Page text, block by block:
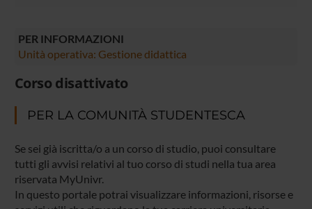
PER INFORMAZIONI
Unità operativa: Gestione didattica
Corso disattivato
PER LA COMUNITÀ STUDENTESCA
Se sei già iscritta/o a un corso di studio, puoi consultare
tutti gli avvisi relativi al tuo corso di studi nella tua area
riservata MyUnivr.
In questo portale potrai visualizzare informazioni, risorse e